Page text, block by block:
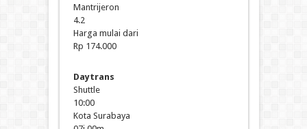
Mantrijeron
4.2
Harga mulai dari
Rp 174.000
Daytrans
Shuttle
10:00
Kota Surabaya